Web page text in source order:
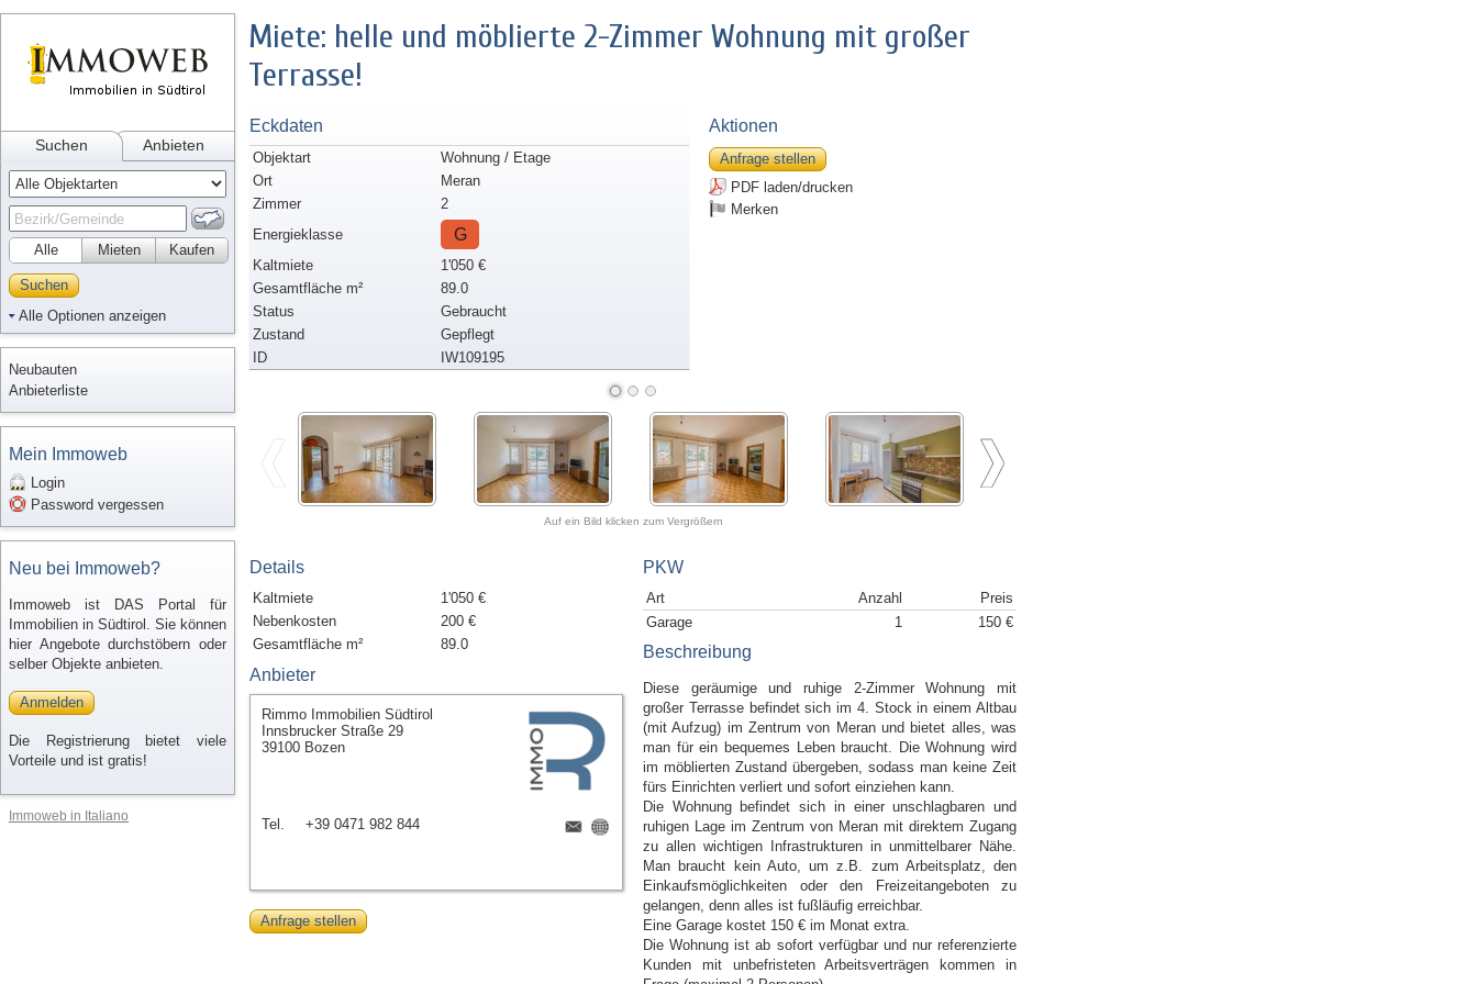
Suchen Anbieten
Alle Kaufen
Mieten
Suchen
Alle Optionen anzeigen
Neubauten
Anbieterliste
Mein Immoweb
Login
Password vergessen
Neu bei Immoweb?
Immoweb ist DAS Portal für
Immobilien in Südtirol. Sie können
hier Angebote durchstöbern oder
selber Objekte anbieten.
Anmelden
Die Registrierung bietet viele
Vorteile und ist gratis!
Immoweb in Italiano
Miete: helle und möblierte 2-Zimmer Wohnung mit großer
Terrasse!
Eckdaten
Objektart
Wohnung / Etage
Ort
Meran
Zimmer
2
Energieklasse
G
Kaltmiete
1'050 €
Gesamtfläche m²
89.0
Status
Gebraucht
Zustand
Gepflegt
ID
IW109195
Aktionen
Anfrage stellen
PDF laden/drucken
Merken
Auf ein Bild klicken zum Vergrößern
Details
Kaltmiete
1'050 €
Nebenkosten
200 €
Gesamtfläche m²
89.0
PKW
Art Anzahl
Preis
Garage
1 150 €
Beschreibung
Diese geräumige und ruhige 2-Zimmer Wohnung mit
großer Terrasse befindet sich im 4. Stock in einem Altbau
(mit Aufzug) im Zentrum von Meran und bietet alles, was
man für ein bequemes Leben braucht. Die Wohnung wird
im möblierten Zustand übergeben, sodass man keine Zeit
fürs Einrichten verliert und sofort einziehen kann.
Die Wohnung befindet sich in einer unschlagbaren und
ruhigen Lage im Zentrum von Meran mit direktem Zugang
zu allen wichtigen Infrastrukturen in unmittelbarer Nähe.
Man braucht kein Auto, um z.B. zum Arbeitsplatz, den
Einkaufsmöglichkeiten oder den Freizeitangeboten zu
gelangen, denn alles ist fußläufig erreichbar.
Eine Garage kostet 150 € im Monat extra.
Die Wohnung ist ab sofort verfügbar und nur referenzierte
Kunden mit unbefristeten Arbeitsverträgen kommen in
Anbieter
Rimmo Immobilien Südtirol
Innsbrucker Straße 29
39100 Bozen
Tel. +39 0471 982 844
Anfrage stellen